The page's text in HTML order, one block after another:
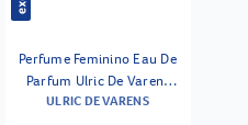
Perfume Feminino Eau De
Parfum Ulric De Varens
50ml
ULRIC DE VARENS